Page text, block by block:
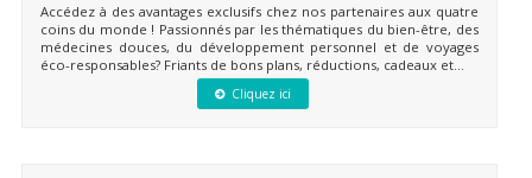
Accédez à des avantages exclusifs chez nos partenaires aux quatre
coins du monde ! Passionnés par les thématiques du bien-être, des
médecines douces, du développement personnel et de voyages
éco-responsables? Friants de bons plans, réductions, cadeaux et...
Cliquez ici